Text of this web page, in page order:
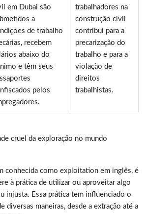
em Dubai são
a
de trabalho
recebem
abaixo do
e têm seus
pelos
trabalhadores na
construção civil
contribui para a
precarização do
trabalho e para a
violação de
direitos
trabalhistas.
cruel da exploração no mundo
conhecida como exploitation em inglês, é
à prática de utilizar ou aproveitar algo
injusta. Essa prática tem influenciado o
diversas maneiras, desde a extração até a